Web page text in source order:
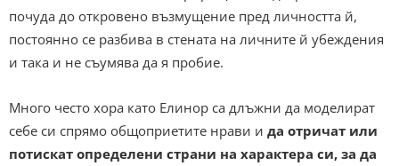
почуда до откровено възмущение пред личността й,
постоянно се разбива в стената на личните й убеждения
и така и не съумява да я пробие.
Много често хора като Елинор са длъжни да моделират
себе си спрямо общоприетите нрави и да отричат или
потискат определени страни на характера си, за да